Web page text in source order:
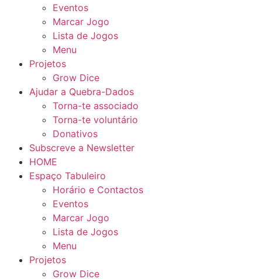
Eventos
Marcar Jogo
Lista de Jogos
Menu
Projetos
Grow Dice
Ajudar a Quebra-Dados
Torna-te associado
Torna-te voluntário
Donativos
Subscreve a Newsletter
HOME
Espaço Tabuleiro
Horário e Contactos
Eventos
Marcar Jogo
Lista de Jogos
Menu
Projetos
Grow Dice